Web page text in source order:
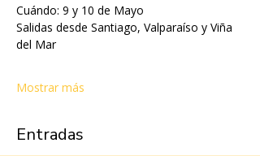
Cuándo: 9 y 10 de Mayo
Salidas desde Santiago, Valparaíso y Viña
del Mar
Mostrar más
Entradas